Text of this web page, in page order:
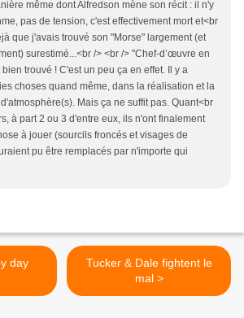
même dont Alfredson mène son récit : il n'y
pas de tension, c'est effectivement mort et<br
que j'avais trouvé son "Morse" largement (et
surestimé...<br /> <br /> "Chef-d’œuvre en
bien trouvé ! C'est un peu ça en effet. Il y a
choses quand même, dans la réalisation et la
Mais ça ne suffit pas. Quant<br
à part 2 ou 3 d'entre eux, ils n'ont finalement
à jouer (sourcils froncés et visages de
pu être remplacés par n'importe qui
day
Tucker & Dale fightent le
mal >